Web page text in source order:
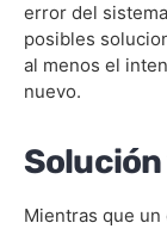
error del
posibles
al menos el
nuevo.
Solución
Mientras que